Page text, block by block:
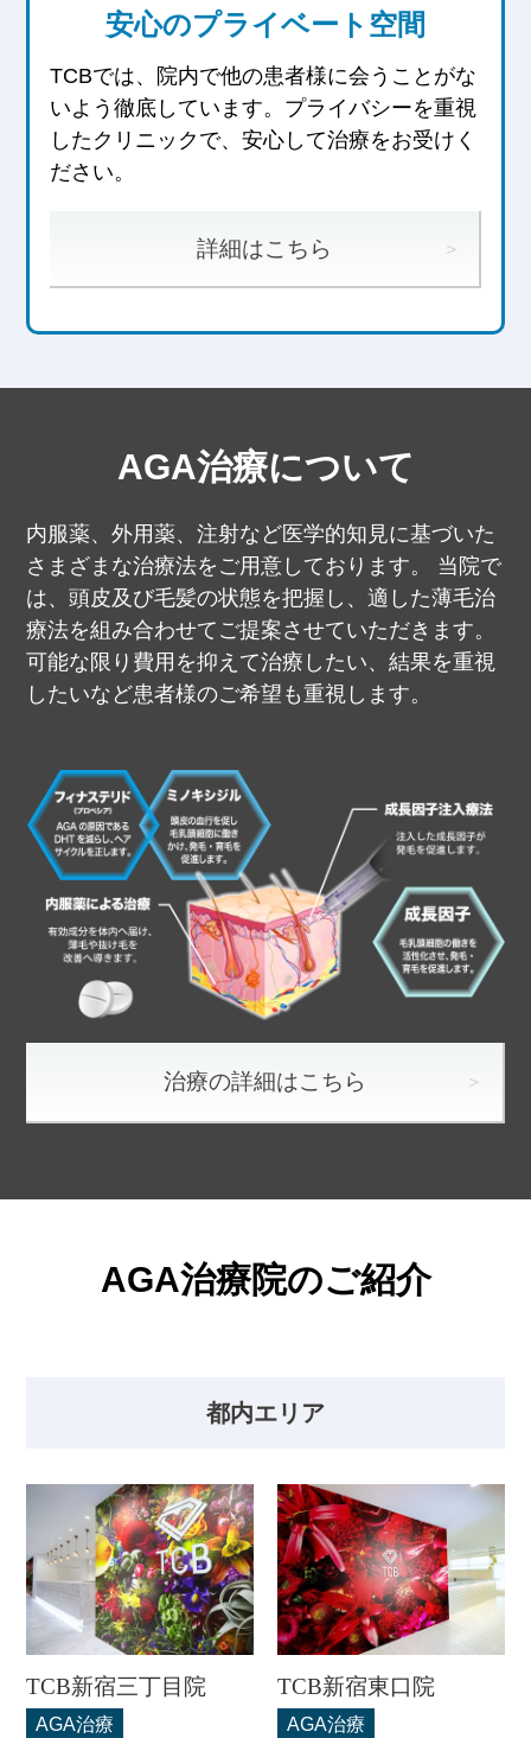
安心のプライベート空間
TCBでは、院内で他の患者様に会うことがな
いよう徹底しています。 プライバシーを重視
したクリニックで、安心して治療をお受けく
ださい。
詳細はこちら
AGA治療について
内服薬、外用薬、注射など医学的知見に基づいた
さまざまな治療法をご用意しております。
当院で
は、頭皮及び毛髪の状態を把握し、適した薄毛治
療法を組み合わせてご提案させていただきます。
可能な限り費用を抑えて治療したい、結果を重視
したいなど患者様のご希望も重視します。
治療の詳細はこちら
AGA治療院のご紹介
都内エリア
TCB新宿三丁目院
AGA治療
TCB新宿東口院
AGA治療